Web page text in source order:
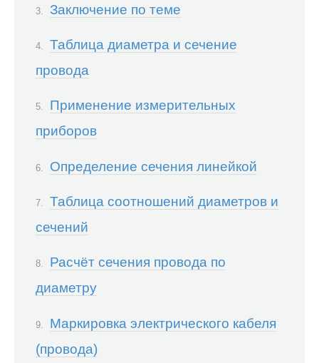
Заключение по теме
Таблица диаметра и сечение
провода
Применение измерительных
приборов
Определение сечения линейкой
Таблица соотношений диаметров и
сечений
Расчёт сечения провода по
диаметру
Маркировка электрического кабеля
(провода)